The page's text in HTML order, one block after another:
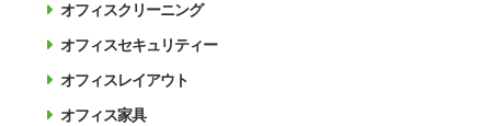
オフィスクリーニング
オフィスセキュリティー
オフィスレイアウト
オフィス家具